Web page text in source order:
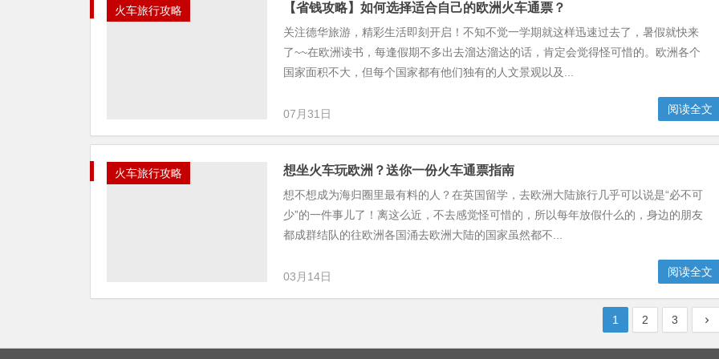
火车旅行攻略 【省钱攻略】如何选择适合自己的欧洲火车通票？
关注德华旅游，精彩生活即刻开启！不知不觉一学期就这样迅速过去了，暑假就快来
了~~在欧洲读书，每逢假期不多出去溜达溜达的话，肯定会觉得怪可惜的。欧洲各个
国家面积不大，但每个国家都有他们独有的人文景观以及...
07月31日 阅读全文
火车旅行攻略 想坐火车玩欧洲？送你一份火车通票指南
想不想成为海归圈里最有料的人？在英国留学，去欧洲大陆旅行几乎可以说是“必不可
少”的一件事儿了！离这么近，不去感觉怪可惜的，所以每年放假什么的，身边的朋友
都成群结队的往欧洲各国涌去欧洲大陆的国家虽然都不...
03月14日 阅读全文
1 2 3